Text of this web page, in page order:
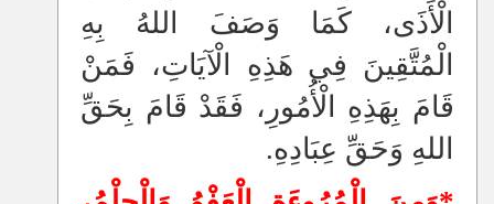
الْأَذَى، كَمَا وَصَفَ اللهُ بِهِ
الْمُتَّقِينَ فِي هَذِهِ الْآيَاتِ، فَمَنْ
قَامَ بِهَذِهِ الْأُمُورِ، فَقَدْ قَامَ بِحَقِّ
اللهِ وَحَقِّ عِبَادِهِ.